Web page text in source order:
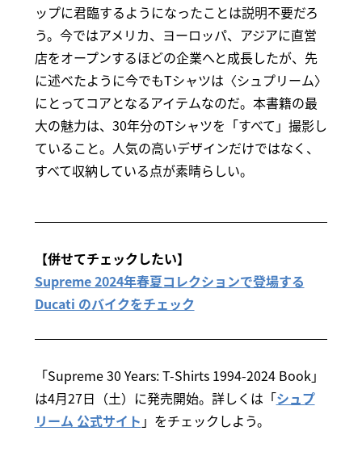
ップに君臨するようになったことは説明不要だろ
う。今ではアメリカ、ヨーロッパ、アジアに直営
店をオープンするほどの企業へと成長したが、先
に述べたように今でもTシャツは〈シュプリーム〉
にとってコアとなるアイテムなのだ。本書籍の最
大の魅力は、30年分のTシャツを「すべて」撮影し
ていること。人気の高いデザインだけではなく、
すべて収納している点が素晴らしい。
【併せてチェックしたい】
Supreme 2024年春夏コレクションで登場する
Ducati のバイクをチェック
「Supreme 30 Years: T-Shirts 1994-2024 Book」
は4月27日（土）に発売開始。詳しくは「シュプ
リーム 公式サイト 」をチェックしよう。